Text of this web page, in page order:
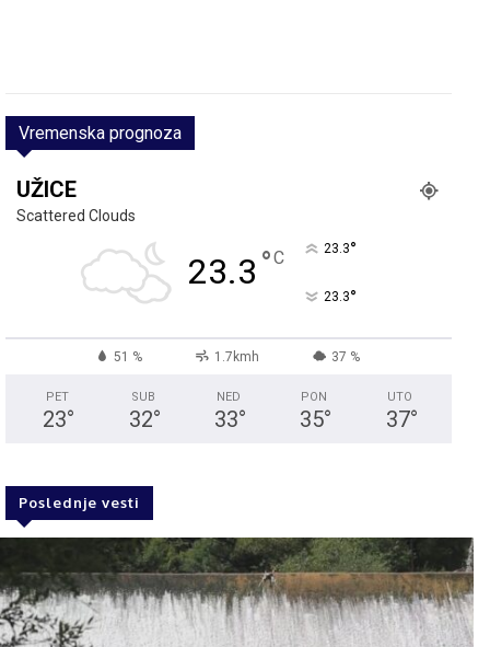
Vremenska prognoza
UŽICE
Scattered Clouds
23.3 °C 23.3°
23.3°
51 % 1.7kmh 37 %
PET
23°
SUB
32°
NED
33°
PON
35°
UTO
37°
Poslednje vesti